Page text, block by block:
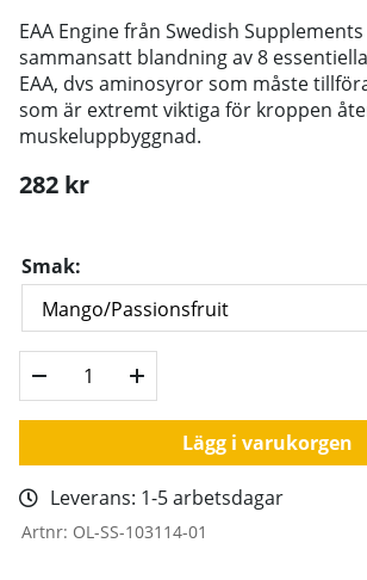
EAA Engine från Swedish
sammansatt blandning av 8
EAA, dvs aminosyror som måste
som är extremt viktiga för kroppen
muskeluppbyggnad.
282 kr
Smak:
Lägg i varukorgen
Leverans: 1-5 arbetsdagar
Artnr: OL-SS-103114-01